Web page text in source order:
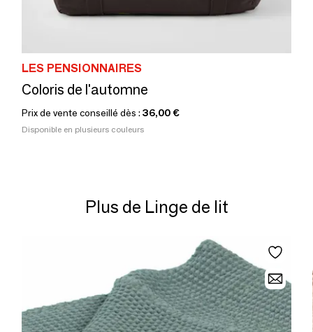
LES PENSIONNAIRES
Coloris de l'automne
Prix de vente conseillé dès : 36,00 €
Disponible en plusieurs couleurs
Plus de Linge de lit